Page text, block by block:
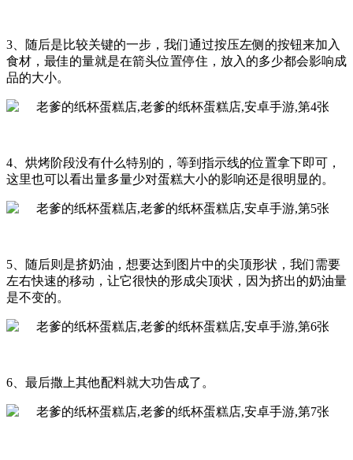
3、随后是比较关键的一步，我们通过按压左侧的按钮来加入
食材，最佳的量就是在箭头位置停住，放入的多少都会影响成
品的大小。
4、烘烤阶段没有什么特别的，等到指示线的位置拿下即可，
这里也可以看出量多量少对蛋糕大小的影响还是很明显的。
5、随后则是挤奶油，想要达到图片中的尖顶形状，我们需要
左右快速的移动，让它很快的形成尖顶状，因为挤出的奶油量
是不变的。
6、最后撒上其他配料就大功告成了。